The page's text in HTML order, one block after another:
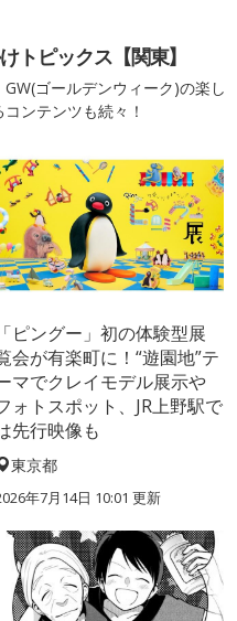
トピックス【関東】
ゴールデンウィーク)の楽し
ンテンツも続々！
「ピングー」初の体験型展
会が有楽町に！“遊園地”テ
マでクレイモデル展示や
ォトスポット、JR上野駅で
先行映像も
東京都
年7月14日 10:01 更新